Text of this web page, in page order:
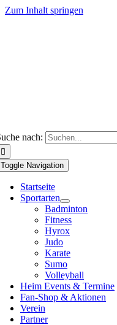
Zum Inhalt springen
nach:
Toggle Navigation
Startseite
Sportarten
Badminton
Fitness
Hyrox
Judo
Karate
Sumo
Volleyball
Heim Events & Termine
Fan-Shop & Aktionen
Verein
Partner